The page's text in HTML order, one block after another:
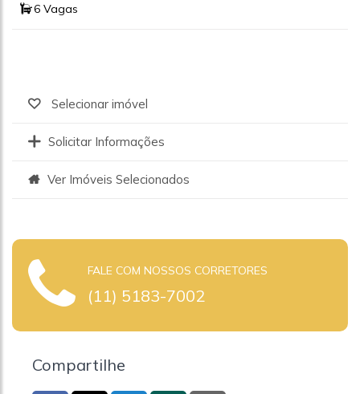
6 Vagas
Selecionar imóvel
Solicitar Informações
Ver Imóveis Selecionados
FALE COM NOSSOS CORRETORES
(11) 5183-7002
Compartilhe